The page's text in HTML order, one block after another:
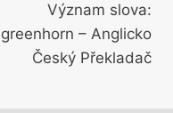
Význam slova:
greenhorn – Anglicko
Český Překladač